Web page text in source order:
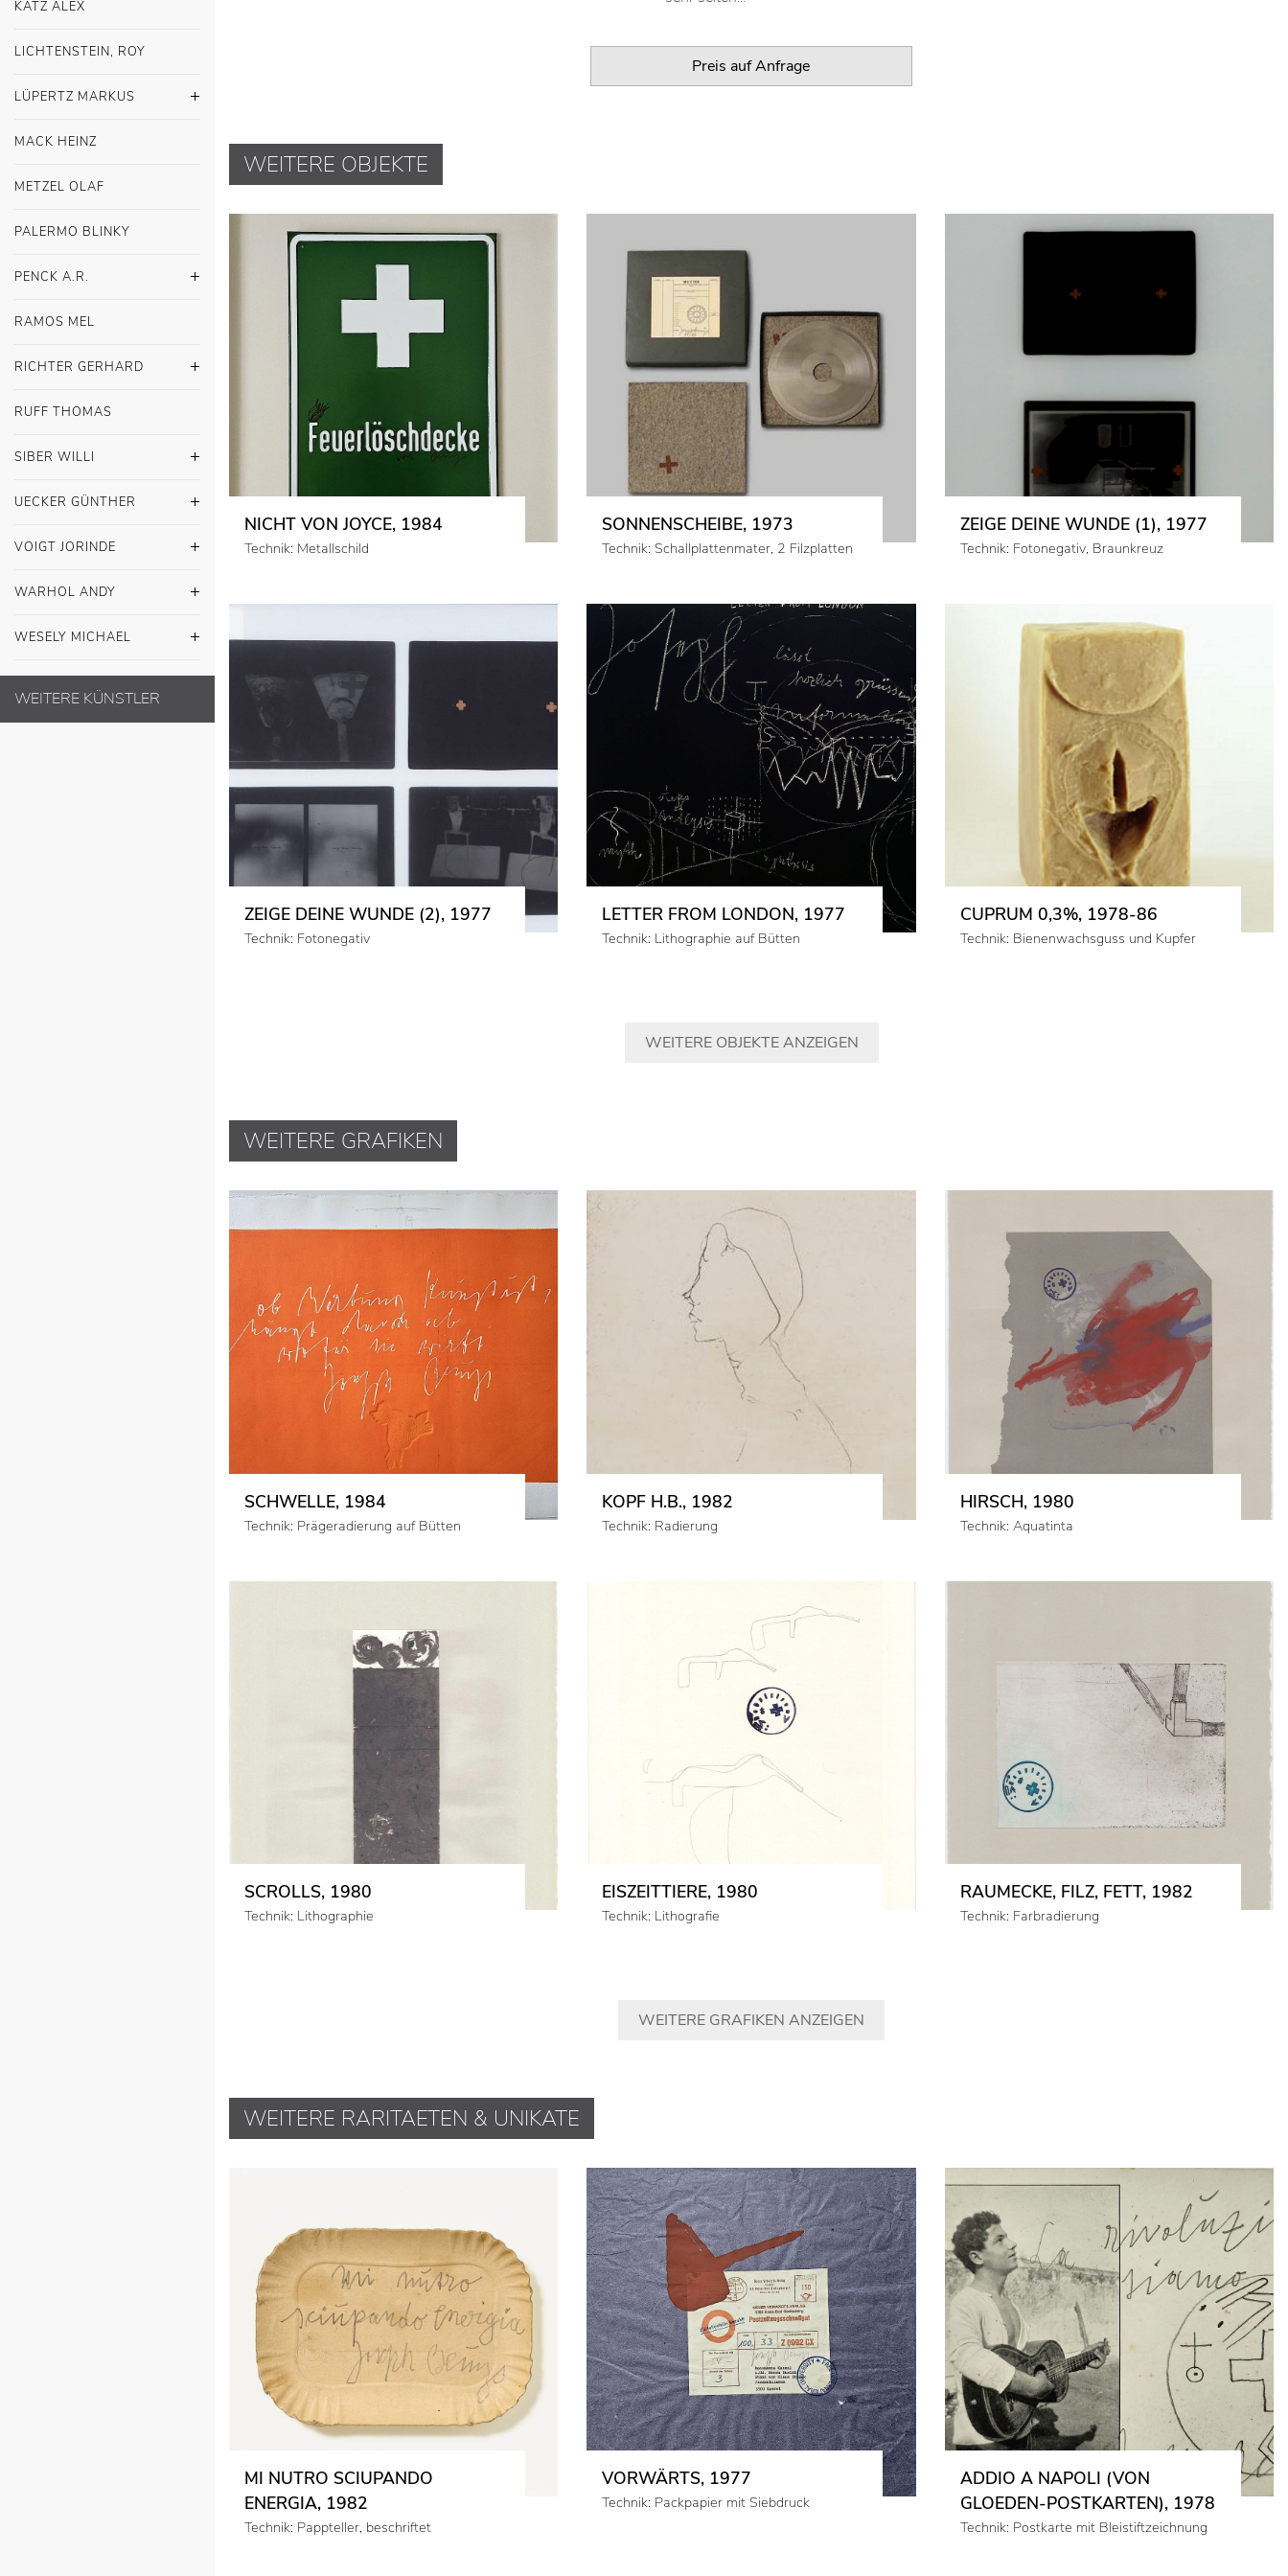
KATZ ALEX
LICHTENSTEIN, ROY
LÜPERTZ MARKUS
MACK HEINZ
METZEL OLAF
PALERMO BLINKY
PENCK A.R.
RAMOS MEL
RICHTER GERHARD
RUFF THOMAS
SIBER WILLI
UECKER GÜNTHER
VOIGT JORINDE
WARHOL ANDY
WESELY MICHAEL
WEITERE KÜNSTLER
Preis auf Anfrage
WEITERE OBJEKTE
NICHT VON JOYCE, 1984
Technik: Metallschild
SONNENSCHEIBE, 1973
Technik: Schallplattenmater, 2 Filzplatten
ZEIGE DEINE WUNDE (1), 1977
Technik: Fotonegativ, Braunkreuz
ZEIGE DEINE WUNDE (2), 1977
Technik: Fotonegativ
LETTER FROM LONDON, 1977
Technik: Lithographie auf Bütten
CUPRUM 0,3%, 1978-86
Technik: Bienenwachsguss und Kupfer
WEITERE OBJEKTE ANZEIGEN
WEITERE GRAFIKEN
SCHWELLE, 1984
Technik: Prägeradierung auf Bütten
KOPF H.B., 1982
Technik: Radierung
HIRSCH, 1980
Technik: Aquatinta
SCROLLS, 1980
Technik: Lithographie
EISZEITTIERE, 1980
Technik: Lithografie
RAUMECKE, FILZ, FETT, 1982
Technik: Farbradierung
WEITERE GRAFIKEN ANZEIGEN
WEITERE RARITAETEN & UNIKATE
MI NUTRO SCIUPANDO
ENERGIA, 1982
Technik: Pappteller, beschriftet
VORWÄRTS, 1977
Technik: Packpapier mit Siebdruck
ADDIO A NAPOLI (VON
GLOEDEN-POSTKARTEN), 1978
Technik: Postkarte mit Bleistiftzeichnung